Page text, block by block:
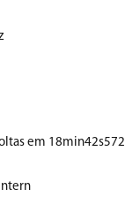
em 18min42s572